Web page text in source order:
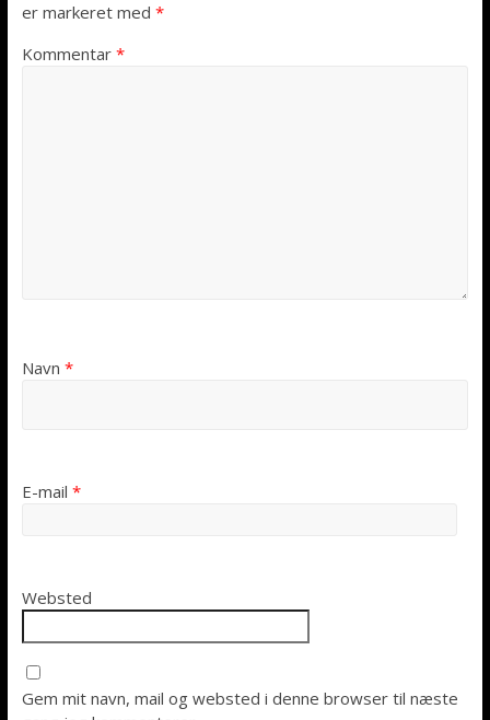
er markeret med *
Kommentar *
Navn *
E-mail *
Websted
Gem mit navn, mail og websted i denne browser til næste